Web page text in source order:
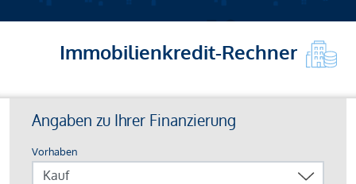
Immobilienkredit-Rechner